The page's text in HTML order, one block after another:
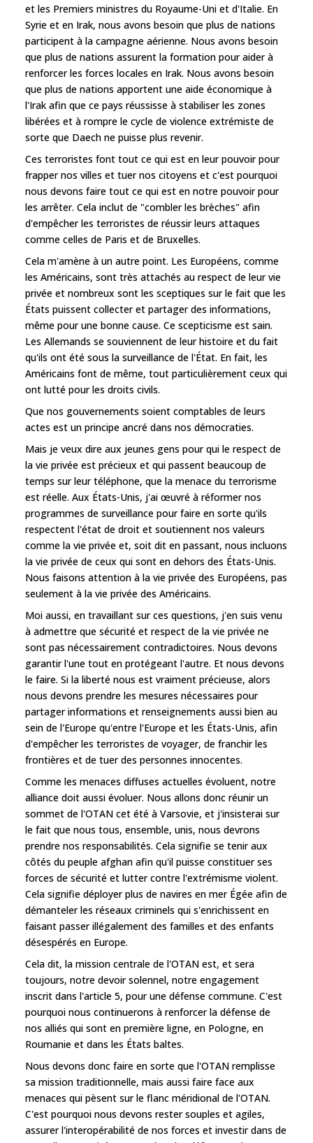
et les Premiers ministres du Royaume-Uni et d'Italie. En
Syrie et en Irak, nous avons besoin que plus de nations
participent à la campagne aérienne. Nous avons besoin
que plus de nations assurent la formation pour aider à
renforcer les forces locales en Irak. Nous avons besoin
que plus de nations apportent une aide économique à
l'Irak afin que ce pays réussisse à stabiliser les zones
libérées et à rompre le cycle de violence extrémiste de
sorte que Daech ne puisse plus revenir.
Ces terroristes font tout ce qui est en leur pouvoir pour
frapper nos villes et tuer nos citoyens et c'est pourquoi
nous devons faire tout ce qui est en notre pouvoir pour
les arrêter. Cela inclut de "combler les brèches" afin
d'empêcher les terroristes de réussir leurs attaques
comme celles de Paris et de Bruxelles.
Cela m'amène à un autre point. Les Européens, comme
les Américains, sont très attachés au respect de leur vie
privée et nombreux sont les sceptiques sur le fait que les
États puissent collecter et partager des informations,
même pour une bonne cause. Ce scepticisme est sain.
Les Allemands se souviennent de leur histoire et du fait
qu'ils ont été sous la surveillance de l'État. En fait, les
Américains font de même, tout particulièrement ceux qui
ont lutté pour les droits civils.
Que nos gouvernements soient comptables de leurs
actes est un principe ancré dans nos démocraties.
Mais je veux dire aux jeunes gens pour qui le respect de
la vie privée est précieux et qui passent beaucoup de
temps sur leur téléphone, que la menace du terrorisme
est réelle. Aux États-Unis, j'ai œuvré à réformer nos
programmes de surveillance pour faire en sorte qu'ils
respectent l'état de droit et soutiennent nos valeurs
comme la vie privée et, soit dit en passant, nous incluons
la vie privée de ceux qui sont en dehors des États-Unis.
Nous faisons attention à la vie privée des Européens, pas
seulement à la vie privée des Américains.
Moi aussi, en travaillant sur ces questions, j'en suis venu
à admettre que sécurité et respect de la vie privée ne
sont pas nécessairement contradictoires. Nous devons
garantir l'une tout en protégeant l'autre. Et nous devons
le faire. Si la liberté nous est vraiment précieuse, alors
nous devons prendre les mesures nécessaires pour
partager informations et renseignements aussi bien au
sein de l'Europe qu'entre l'Europe et les États-Unis, afin
d'empêcher les terroristes de voyager, de franchir les
frontières et de tuer des personnes innocentes.
Comme les menaces diffuses actuelles évoluent, notre
alliance doit aussi évoluer. Nous allons donc réunir un
sommet de l'OTAN cet été à Varsovie, et j'insisterai sur
le fait que nous tous, ensemble, unis, nous devrons
prendre nos responsabilités. Cela signifie se tenir aux
côtés du peuple afghan afin qu'il puisse constituer ses
forces de sécurité et lutter contre l'extrémisme violent.
Cela signifie déployer plus de navires en mer Égée afin de
démanteler les réseaux criminels qui s'enrichissent en
faisant passer illégalement des familles et des enfants
désespérés en Europe.
Cela dit, la mission centrale de l'OTAN est, et sera
toujours, notre devoir solennel, notre engagement
inscrit dans l'article 5, pour une défense commune. C'est
pourquoi nous continuerons à renforcer la défense de
nos alliés qui sont en première ligne, en Pologne, en
Roumanie et dans les États baltes.
Nous devons donc faire en sorte que l'OTAN remplisse
sa mission traditionnelle, mais aussi faire face aux
menaces qui pèsent sur le flanc méridional de l'OTAN.
C'est pourquoi nous devons rester souples et agiles,
assurer l'interopérabilité de nos forces et investir dans de